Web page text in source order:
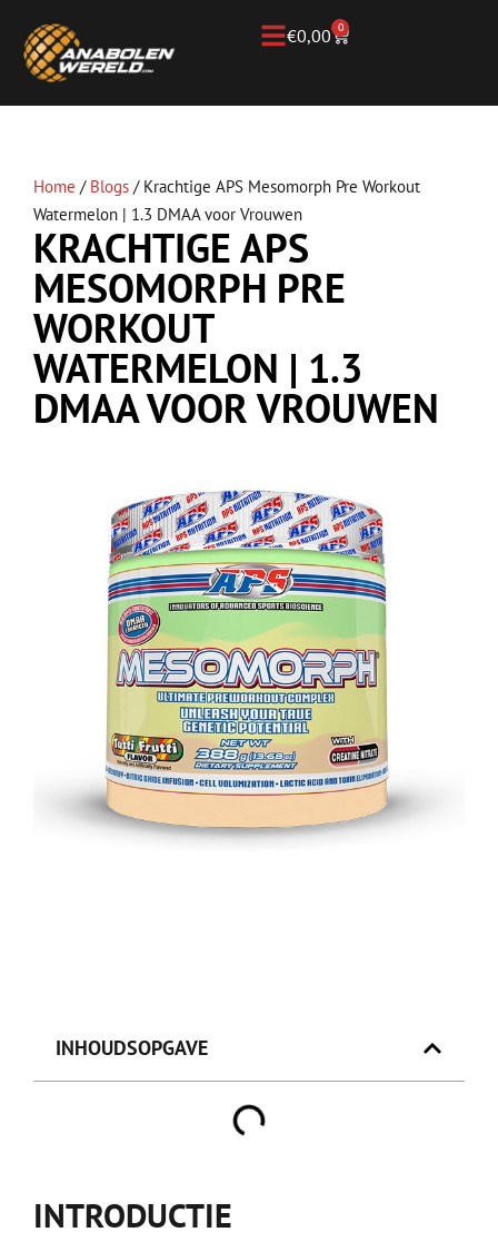
€0,00 0
Home / Blogs / Krachtige APS Mesomorph Pre Workout
Watermelon | 1.3 DMAA voor Vrouwen
KRACHTIGE APS
MESOMORPH PRE
WORKOUT
WATERMELON | 1.3
DMAA VOOR VROUWEN
INHOUDSOPGAVE
INTRODUCTIE